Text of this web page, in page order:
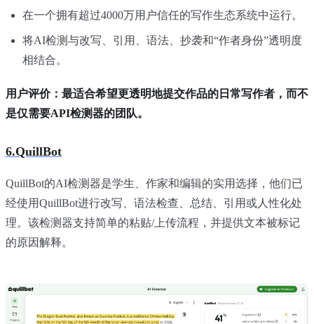
在一个拥有超过4000万用户信任的写作生态系统中运行。
将AI检测与改写、引用、语法、抄袭和“作者身份”透明度
相结合。
用户评价：最适合希望更透明地提交作品的日常写作者，而不
是仅需要API检测器的团队。
6.QuillBot
QuillBot的AI检测器是学生、作家和编辑的实用选择，他们已
经使用QuillBot进行改写、语法检查、总结、引用或人性化处
理。该检测器支持简单的粘贴/上传流程，并提供文本被标记
的原因解释。